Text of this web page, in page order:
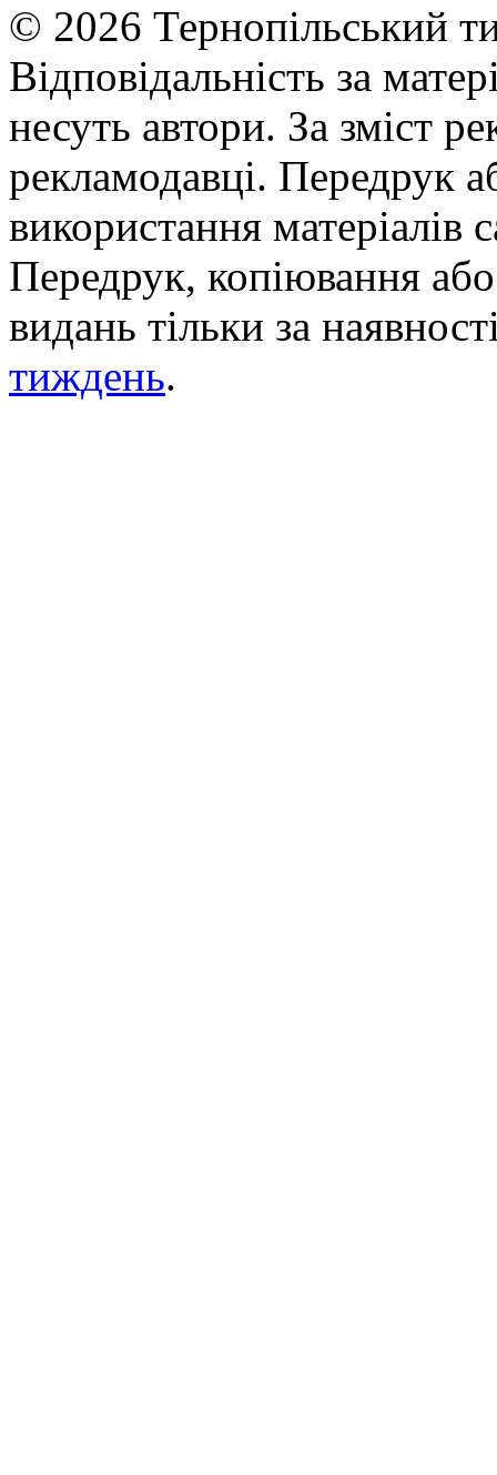
© 2026 Тернопільський
Відповідальність за
несуть автори. За зміст
рекламодавці. Передрук
використання матеріалів
Передрук, копіювання
видань тільки за
тиждень.